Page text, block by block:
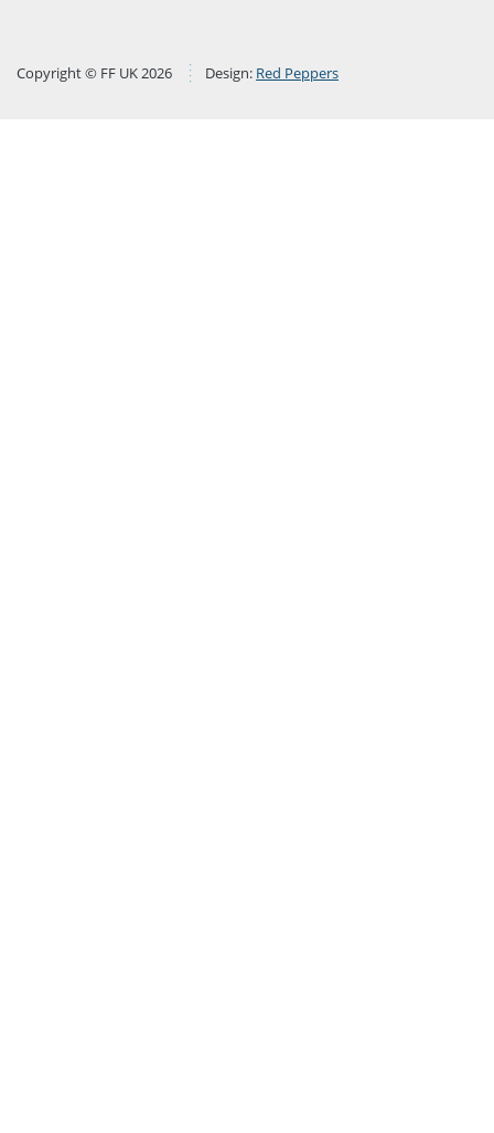
Copyright © FF UK 2026 Design: Red Peppers